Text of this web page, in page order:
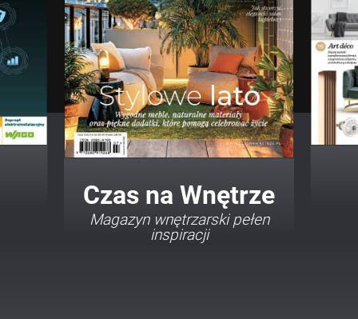
Twój Dom Twój Styl
Porady i inspiracje w
najmodniejszych stylach